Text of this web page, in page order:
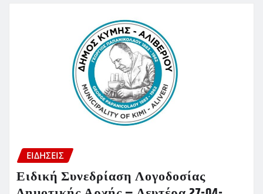
ΕΙΔΗΣΕΙΣ
Ειδική Συνεδρίαση Λογοδοσίας